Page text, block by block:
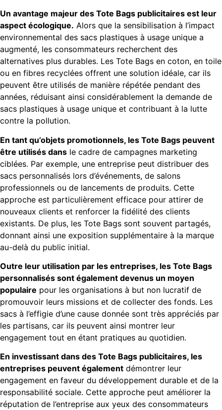
Un avantage majeur des Tote Bags publicitaires est leur
aspect écologique. Alors que la sensibilisation à l’impact
environnemental des sacs plastiques à usage unique a
augmenté, les consommateurs recherchent des
alternatives plus durables. Les Tote Bags en coton, en toile
ou en fibres recyclées offrent une solution idéale, car ils
peuvent être utilisés de manière répétée pendant des
années, réduisant ainsi considérablement la demande de
sacs plastiques à usage unique et contribuant à la lutte
contre la pollution.
En tant qu’objets promotionnels, les Tote Bags peuvent
être utilisés dans le cadre de campagnes marketing
ciblées. Par exemple, une entreprise peut distribuer des
sacs personnalisés lors d’événements, de salons
professionnels ou de lancements de produits. Cette
approche est particulièrement efficace pour attirer de
nouveaux clients et renforcer la fidélité des clients
existants. De plus, les Tote Bags sont souvent partagés,
donnant ainsi une exposition supplémentaire à la marque
au-delà du public initial.
Outre leur utilisation par les entreprises, les Tote Bags
personnalisés sont également devenus un moyen
populaire pour les organisations à but non lucratif de
promouvoir leurs missions et de collecter des fonds. Les
sacs à l’effigie d’une cause donnée sont très appréciés par
les partisans, car ils peuvent ainsi montrer leur
engagement tout en étant pratiques au quotidien.
En investissant dans des Tote Bags publicitaires, les
entreprises peuvent également démontrer leur
engagement en faveur du développement durable et de la
responsabilité sociale. Cette approche peut améliorer la
réputation de l’entreprise aux yeux des consommateurs